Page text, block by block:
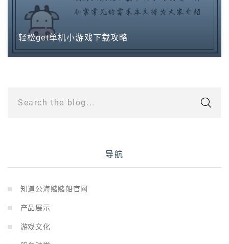
轻松get单机小游戏下载攻略
Search the blog...
导航
知道公海赌赌船官网
产品展示
游戏文化